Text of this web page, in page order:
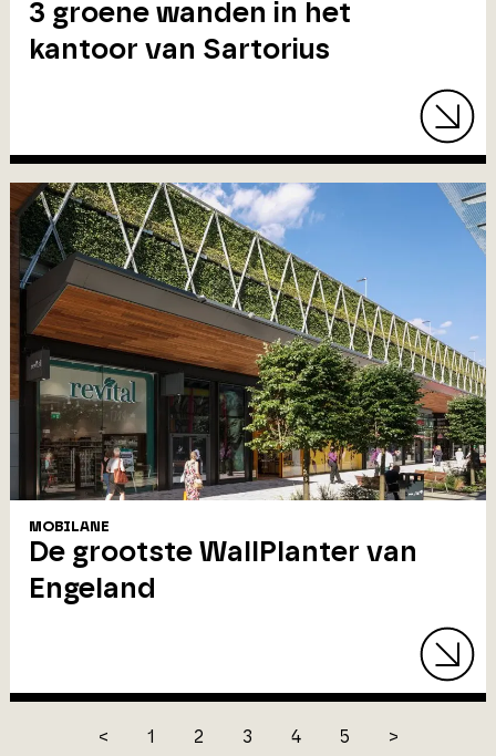
3 groene wanden in het
kantoor van Sartorius
MOBILANE
De grootste WallPlanter van
Engeland
< 1 2 3 4 5 >